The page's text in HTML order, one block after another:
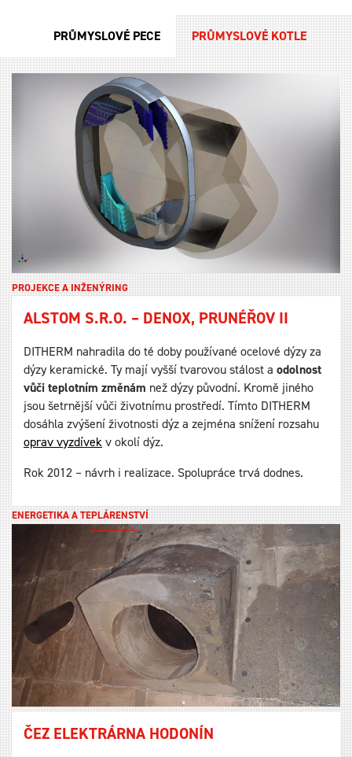
PRŮMYSLOVÉ KOTLE
PRŮMYSLOVÉ PECE
PROJEKCE A INŽENÝRING
ALSTOM S.R.O. – DENOX, PRUNÉŘOV II
DITHERM nahradila do té doby používané ocelové dýzy za
dýzy keramické. Ty mají vyšší tvarovou stálost a odolnost
vůči teplotním změnám než dýzy původní. Kromě jiného
jsou šetrnější vůči životnímu prostředí. Tímto DITHERM
dosáhla zvýšení životnosti dýz a zejména snížení rozsahu
oprav vyzdívekv okolí dýz.
Rok 2012 – návrh i realizace. Spolupráce trvá dodnes.
ČEZ ELEKTRÁRNA HODONÍN
ENERGETIKA A TEPLÁRENSTVÍ